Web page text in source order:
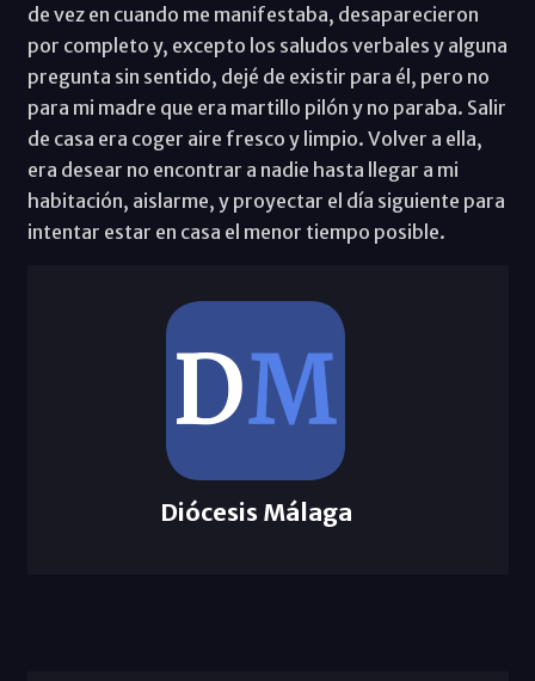
de vez en cuando me manifestaba, desaparecieron
por completo y, excepto los saludos verbales y alguna
pregunta sin sentido, dejé de existir para él, pero no
para mi madre que era martillo pilón y no paraba. Salir
de casa era coger aire fresco y limpio. Volver a ella,
era desear no encontrar a nadie hasta llegar a mi
habitación, aislarme, y proyectar el día siguiente para
intentar estar en casa el menor tiempo posible.
Diócesis Málaga